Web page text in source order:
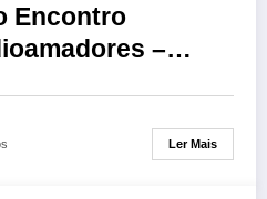
Encontro
–
Ler Mais